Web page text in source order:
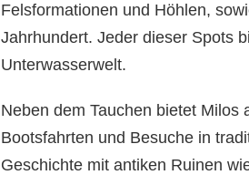
Felsformationen und Höhlen,
Jahrhundert. Jeder dieser Spots
Unterwasserwelt.
Neben dem Tauchen bietet Milos
Bootsfahrten und Besuche in
Geschichte mit antiken Ruinen